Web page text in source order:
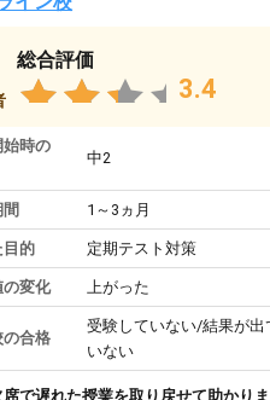
総合評価
3.4
始時の
中2
1～3ヵ月
目的 定期テスト対策
の変化 上がった
の合格
受験していない/結果が出
いない
で遅れた授業を取り戻せて助かり